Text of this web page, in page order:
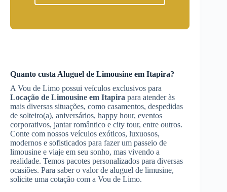
Quanto custa Aluguel de Limousine em Itapira?
A Vou de Limo possui veículos exclusivos para
Locação de Limousine em Itapira para atender às
mais diversas situações, como casamentos, despedidas
de solteiro(a), aniversários, happy hour, eventos
corporativos, jantar romântico e city tour, entre outros.
Conte com nossos veículos exóticos, luxuosos,
modernos e sofisticados para fazer um passeio de
limousine e viaje em seu sonho, mas vivendo a
realidade. Temos pacotes personalizados para diversas
ocasiões. Para saber o valor de aluguel de limusine,
solicite uma cotação com a Vou de Limo.